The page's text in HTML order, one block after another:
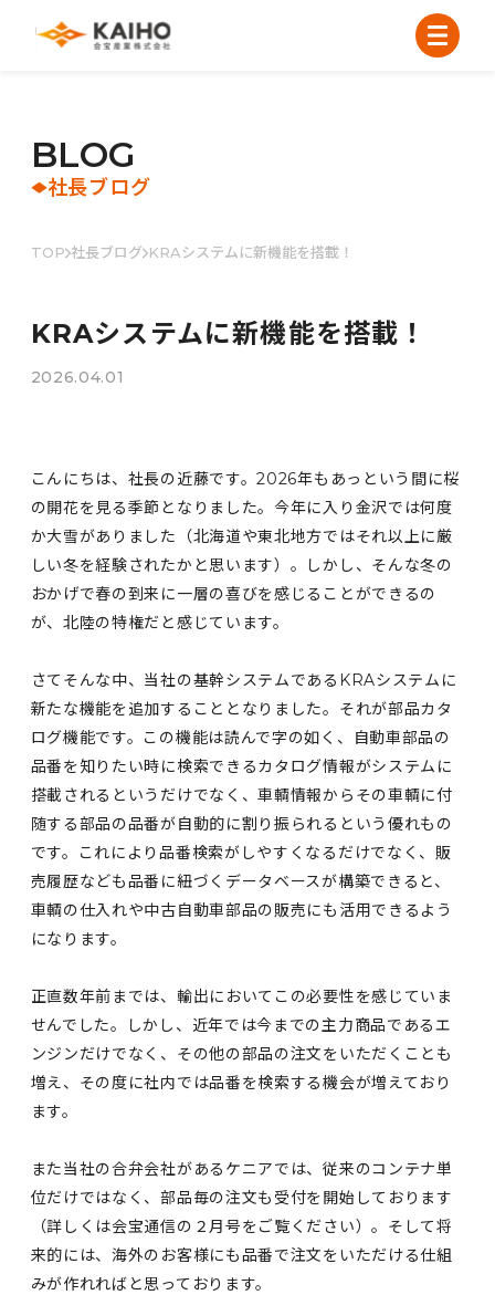
BLOG
社長ブログ
TOP 社長ブログ KRAシステムに新機能を搭載！
KRAシステムに新機能を搭載！
2026.04.01
こんにちは、社長の近藤です。2026年もあっという間に桜
の開花を見る季節となりました。今年に入り金沢では何度
か大雪がありました（北海道や東北地方ではそれ以上に厳
しい冬を経験されたかと思います）。しかし、そんな冬の
おかげで春の到来に一層の喜びを感じることができるの
が、北陸の特権だと感じています。
さてそんな中、当社の基幹システムであるKRAシステムに
新たな機能を追加することとなりました。それが部品カタ
ログ機能です。この機能は読んで字の如く、自動車部品の
品番を知りたい時に検索できるカタログ情報がシステムに
搭載されるというだけでなく、車輌情報からその車輌に付
随する部品の品番が自動的に割り振られるという優れもの
です。これにより品番検索がしやすくなるだけでなく、販
売履歴なども品番に紐づくデータベースが構築できると、
車輌の仕入れや中古自動車部品の販売にも活用できるよう
になります。
正直数年前までは、輸出においてこの必要性を感じていま
せんでした。しかし、近年では今までの主力商品であるエ
ンジンだけでなく、その他の部品の注文をいただくことも
増え、その度に社内では品番を検索する機会が増えており
ます。
また当社の合弁会社があるケニアでは、従来のコンテナ単
位だけではなく、部品毎の注文も受付を開始しております
（詳しくは会宝通信の２月号をご覧ください）。そして将
来的には、海外のお客様にも品番で注文をいただける仕組
みが作れればと思っております。